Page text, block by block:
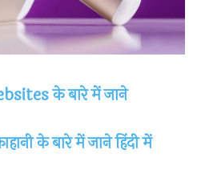
के बारे में जाने
के बारे में जाने हिंदी में